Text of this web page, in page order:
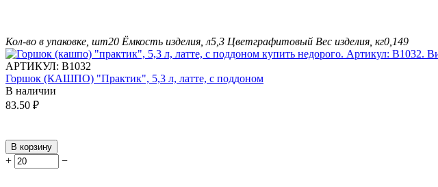
Кол-во в упаковке, шт20 Ёмкость изделия, л5,3 Цветграфитовый Вес изделия, кг0,149
АРТИКУЛ: В1032
Горшок (КАШПО) "Практик", 5,3 л, латте, с поддоном
В наличии
83.50 ₽
В корзину
+ −